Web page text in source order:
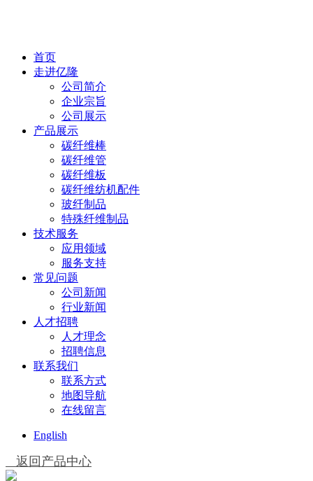
首页
走进亿隆
公司简介
企业宗旨
公司展示
产品展示
碳纤维棒
碳纤维管
碳纤维板
碳纤维纺机配件
玻纤制品
特殊纤维制品
技术服务
应用领域
服务支持
常见问题
公司新闻
行业新闻
人才招聘
人才理念
招聘信息
联系我们
联系方式
地图导航
在线留言
English
返回产品中心